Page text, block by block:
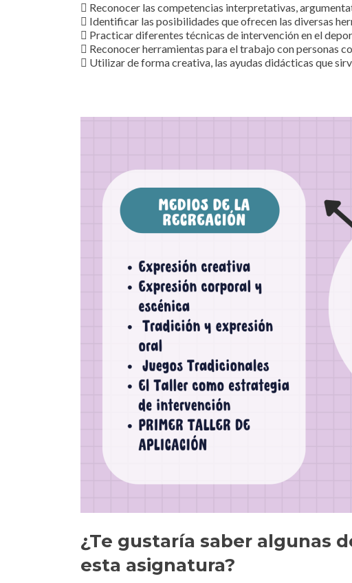
 Reconocer las competencias interpretativas,
 Identificar las posibilidades que ofrecen las diversas
 Practicar diferentes técnicas de intervención en el
 Reconocer herramientas para el trabajo con personas
 Utilizar de forma creativa, las ayudas didácticas que
¿Te gustaría saber algunas
esta asignatura?